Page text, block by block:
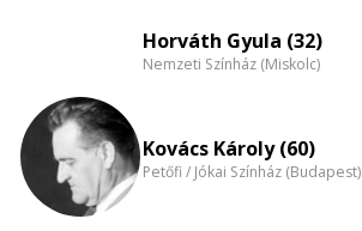
Horváth Gyula (32)
Nemzeti Színház (Miskolc)
Kovács Károly (60)
Petőfi / Jókai Színház (Budapest)